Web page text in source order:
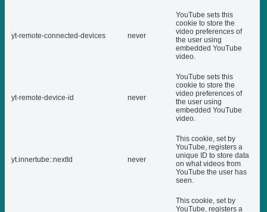
yt-remote-connected-devices never
YouTube sets this
cookie to store the
video preferences of
the user using
embedded YouTube
video.
yt-remote-device-id never
YouTube sets this
cookie to store the
video preferences of
the user using
embedded YouTube
video.
yt.innertube::nextId never
This cookie, set by
YouTube, registers a
unique ID to store data
on what videos from
YouTube the user has
seen.
This cookie, set by
YouTube, registers a